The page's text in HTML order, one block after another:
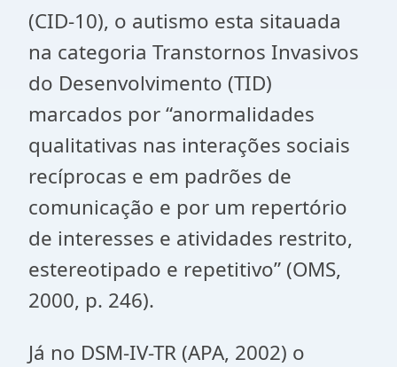
(CID-10), o autismo esta sitauada
na categoria Transtornos Invasivos
do Desenvolvimento (TID)
marcados por “anormalidades
qualitativas nas interações sociais
recíprocas e em padrões de
comunicação e por um repertório
de interesses e atividades restrito,
estereotipado e repetitivo” (OMS,
2000, p. 246).
Já no DSM-IV-TR (APA, 2002) o